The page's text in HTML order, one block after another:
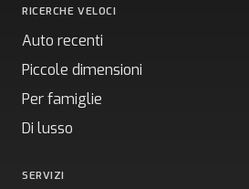
RICERCHE VELOCI
Auto recenti
Piccole dimensioni
Per famiglie
Di lusso
SERVIZI